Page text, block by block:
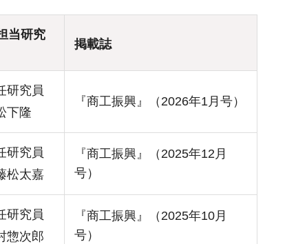
当研究
掲載誌
研究員
下隆
『商工振興』（2026年1月号）
研究員
松太嘉
『商工振興』（2025年12月
号）
研究員
惣次郎
『商工振興』（2025年10月
号）